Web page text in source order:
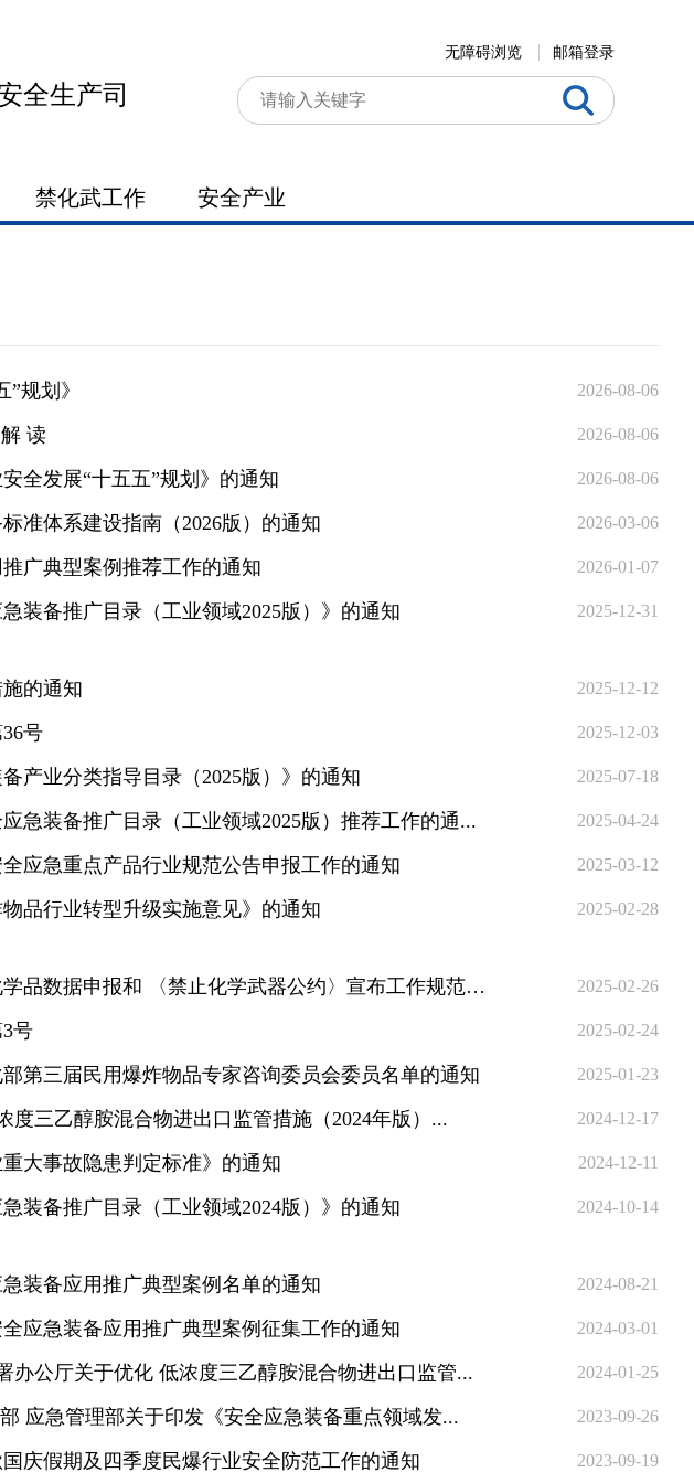
全生产司
邮箱登录
无障碍浏览
禁化武工作 安全产业
规划》 2026-08-06
读 2026-08-06
全发展“十五五”规划》的通知 2026-08-06
准体系建设指南（2026版）的通知 2026-03-06
广典型案例推荐工作的通知 2026-01-07
装备推广目录（工业领域2025版）》的通知 2025-12-31
的通知 2025-12-12
号 2025-12-03
产业分类指导目录（2025版）》的通知 2025-07-18
急装备推广目录（工业领域2025版）推荐工作的通... 2025-04-24
应急重点产品行业规范公告申报工作的通知 2025-03-12
品行业转型升级实施意见》的通知 2025-02-28
工业和信息化部办公厅关于印发《全国监控化学品数据申报和 〈禁止化学武器公约〉宣布工作规范（... 2025-02-26
号 2025-02-24
第三届民用爆炸物品专家咨询委员会委员名单的通知 2025-01-23
三乙醇胺混合物进出口监管措施（2024年版）... 2024-12-17
大事故隐患判定标准》的通知 2024-12-11
装备推广目录（工业领域2024版）》的通知 2024-10-14
装备应用推广典型案例名单的通知 2024-08-21
应急装备应用推广典型案例征集工作的通知 2024-03-01
办公厅关于优化 低浓度三乙醇胺混合物进出口监管... 2024-01-25
应急管理部关于印发《安全应急装备重点领域发... 2023-09-26
庆假期及四季度民爆行业安全防范工作的通知 2023-09-19